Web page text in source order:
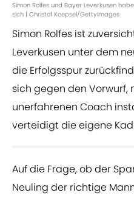
Simon Rolfes und Bayer Leverkusen
sich | Christof Koepsel/GettyImages
Simon Rolfes ist
Leverkusen unter dem
die Erfolgsspur
sich gegen den Vorwurf,
unerfahrenen Coach
verteidigt die eigene
Auf die Frage, ob der
Neuling der richtige